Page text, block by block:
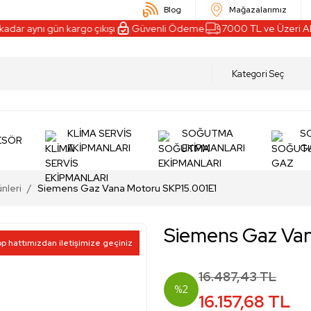
Blog Mağazalarımız
aynı gün kargo çıkışı Güvenli Ödeme 7000 TL ve Üzeri
KLİMA SERVİS
EKİPMANLARI
SOĞUTMA
EKİPMANLARI
Siemens Gaz Vana Motoru SKP15.001E1
hattımızdan iletişimize geçiniz Siemens Gaz
%2
16.487,43 TL
16.157,68 TL